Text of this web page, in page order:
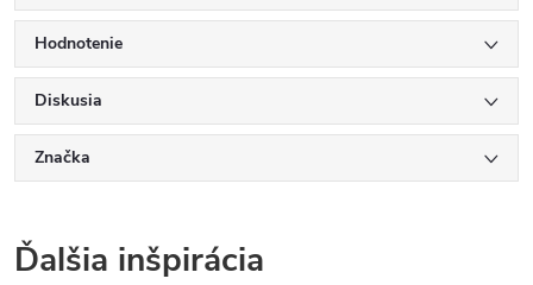
Hodnotenie
Diskusia
Značka
Ďalšia inšpirácia